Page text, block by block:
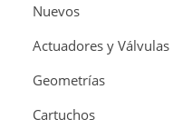
Nuevos
Actuadores y Válvulas
Geometrías
Cartuchos